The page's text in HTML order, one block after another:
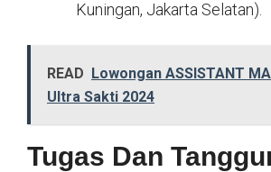
Kuningan, Jakarta Selatan).
READ Lowongan ASSISTANT
Ultra Sakti 2024
Tugas Dan